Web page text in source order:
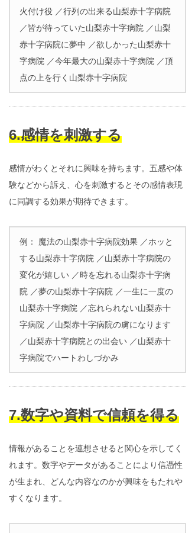
火付け役 ／行列の出来る山梨赤十字病院
／皆が待っていた山梨赤十字病院 ／山梨
赤十字病院に夢中 ／欲しかった山梨赤十
字病院 ／今年最大の山梨赤十字病院 ／頂
点の上を行く山梨赤十字病院
6.感情を刺激する
感情がわくとそれに興味を持ちます。五感や体
験などから訴え、心を刺激するとその感情表現
に同調する効果が期待できます。
例： 魔法の山梨赤十字病院効果 ／ホッと
する山梨赤十字病院 ／山梨赤十字病院の
変化が嬉しい ／時を忘れる山梨赤十字病
院 ／夢の山梨赤十字病院 ／一生に一度の
山梨赤十字病院 ／忘れられない山梨赤十
字病院 ／山梨赤十字病院の虜になります
／山梨赤十字病院との出会い ／山梨赤十
字病院でハートわしづかみ
7.数字や資料で信頼を得る
情報があることを連想させると関心を示してく
れます。数字やデータがあることにより信憑性
が生まれ、どんな内容なのかが興味をもたれや
すくなります。